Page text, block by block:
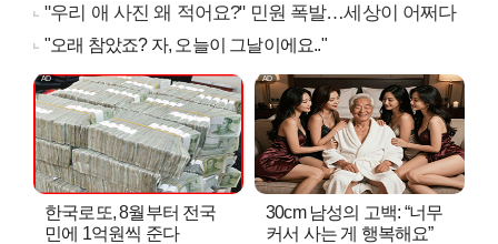
"우리 애 사진 왜 적어요?" 민원 폭발…세상이 어쩌다
"오래 참았죠? 자, 오늘이 그날이에요.."
한국로또, 8월부터 전국
민에 1억원씩 준다
30cm 남성의 고백: “너무
커서 사는 게 행복해요”